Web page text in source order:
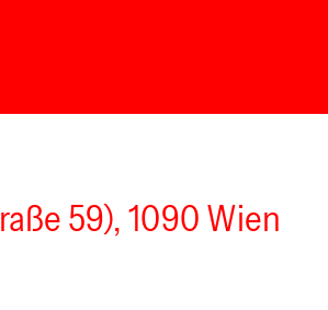
59), 1090 Wien